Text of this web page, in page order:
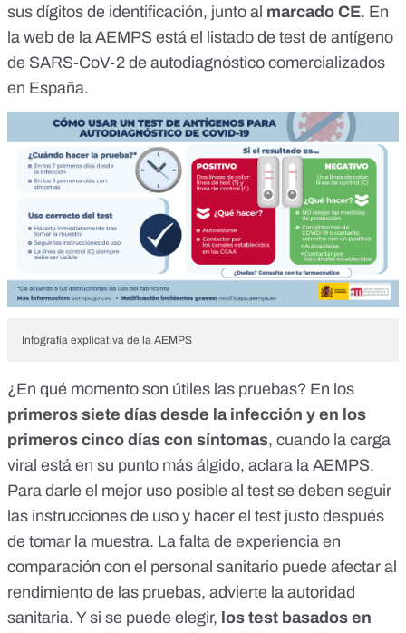
sus dígitos de identificación, junto al marcado CE. En
la web de la AEMPS está el
listado de test de antígeno
de SARS-CoV-2 de autodiagnóstico comercializados
en España.
Infografía explicativa de la AEMPS
¿En qué momento son útiles las pruebas? En los
primeros siete días desde la infección y en los
primeros cinco días con síntomas, cuando la carga
viral está en su punto más álgido, aclara la AEMPS.
Para darle el mejor uso posible al test se deben seguir
las instrucciones de uso y hacer el test justo después
de tomar la muestra. La falta de experiencia en
comparación con el personal sanitario puede afectar al
rendimiento de las pruebas, advierte la autoridad
sanitaria. Y si se puede elegir, los test basados en